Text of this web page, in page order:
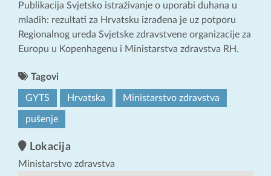
Publikacija Svjetsko istraživanje o uporabi duhana u
mladih: rezultati za Hrvatsku izrađena je uz potporu
Regionalnog ureda Svjetske zdravstvene organizacije za
Europu u Kopenhagenu i Ministarstva zdravstva RH.
Tagovi
GYTS Hrvatska Ministarstvo zdravstva
pušenje
Lokacija
Ministarstvo zdravstva